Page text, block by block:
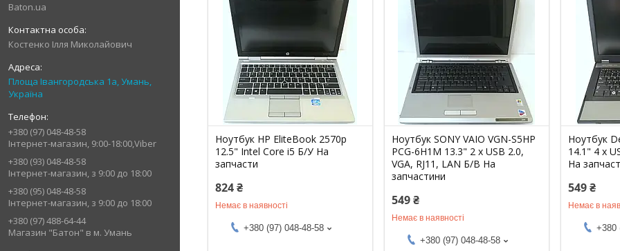
Baton.ua
Костенко Ілля Миколайович
Площа Івангородська 1а, Умань,
Україна
+380 (97) 048-48-58
Інтернет-магазин, 9:00-18:00,Viber
+380 (93) 048-48-58
Інтернет-магазин, з 9:00 до 18:00
+380 (95) 048-48-58
Інтернет-магазин, з 9:00 до 18:00
+380 (97) 488-64-44
Магазин "Батон" в м. Умань
Ноутбук HP EliteBook 2570p
12.5" Intel Core i5 Б/У На
запчасти
824 ₴
Немає в наявності
+380 (97) 048-48-58
Ноутбук SONY VAIO VGN-S5HP
PCG-6H1M 13.3" 2 x USB 2.0,
VGA, RJ11, LAN Б/В На
запчастини
549 ₴
Немає в наявності
+380 (97) 048-48-58
Ноутбук
14.1" 4 x
На
549 ₴
Немає в
+380